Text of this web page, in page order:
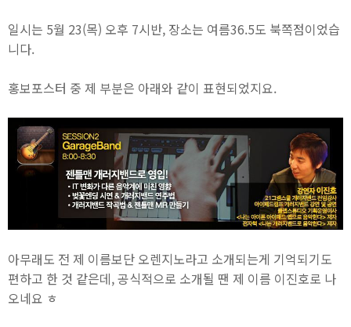
일시는 5월 23(목) 오후 7시반, 장소는 여름36.5도 북쪽점이었습
니다.
홍보포스터 중 제 부분은 아래와 같이 표현되었지요.
아무래도 전 제 이름보단 오렌지노라고 소개되는게 기억되기도
편하고 한 것 같은데, 공식적으로 소개될 땐 제 이름 이진호로 나
오네요 ㅎ